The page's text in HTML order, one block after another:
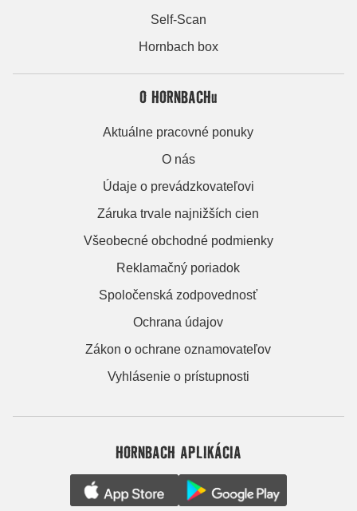
Self-Scan
Hornbach box
O HORNBACHu
Aktuálne pracovné ponuky
O nás
Údaje o prevádzkovateľovi
Záruka trvale najnižších cien
Všeobecné obchodné podmienky
Reklamačný poriadok
Spoločenská zodpovednosť
Ochrana údajov
Zákon o ochrane oznamovateľov
Vyhlásenie o prístupnosti
HORNBACH APLIKÁCIA